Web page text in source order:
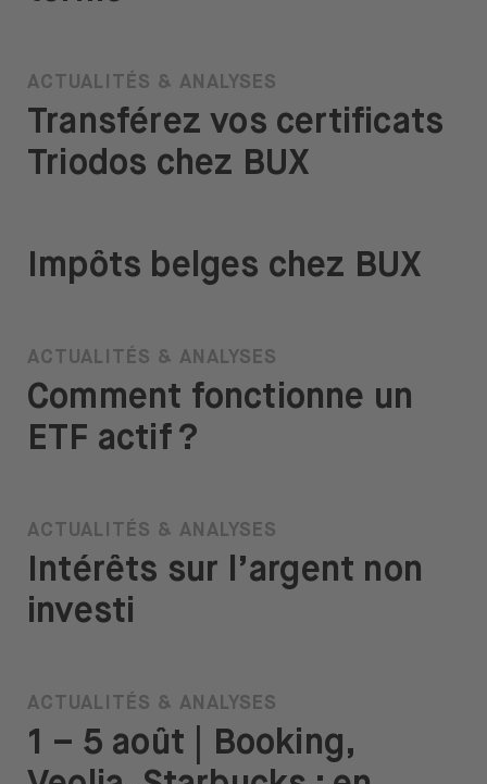
ACTUALITÉS & ANALYSES
Transférez vos certificats
Triodos chez BUX
Impôts belges chez BUX
ACTUALITÉS & ANALYSES
Comment fonctionne un
ETF actif ?
ACTUALITÉS & ANALYSES
Intérêts sur l’argent non
investi
ACTUALITÉS & ANALYSES
1 – 5 août | Booking,